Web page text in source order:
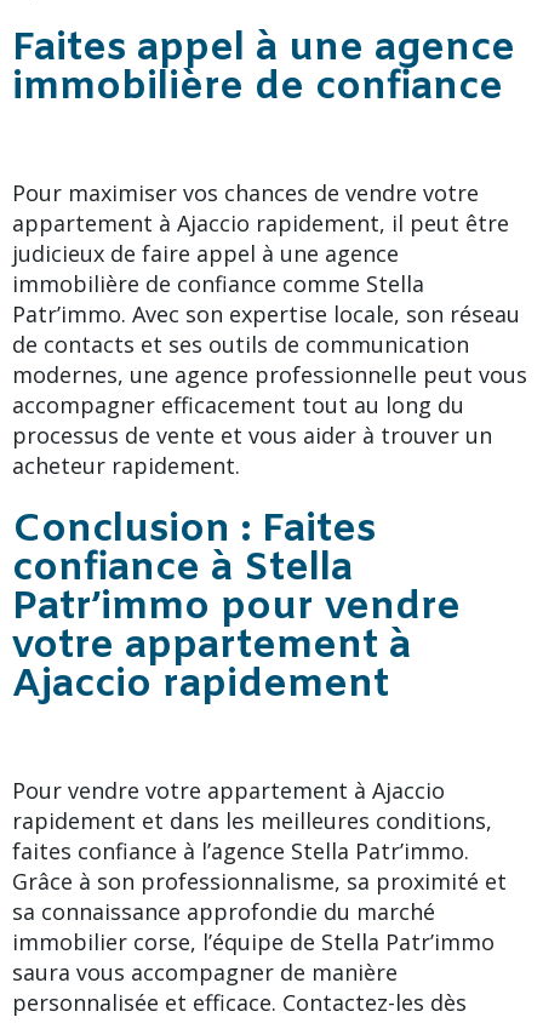
Faites appel à une agence
immobilière de confiance
Pour maximiser vos chances de vendre votre
appartement à Ajaccio rapidement, il peut être
judicieux de faire appel à une agence
immobilière de confiance comme Stella
Patr’immo. Avec son expertise locale, son réseau
de contacts et ses outils de communication
modernes, une agence professionnelle peut vous
accompagner efficacement tout au long du
processus de vente et vous aider à trouver un
acheteur rapidement.
Conclusion : Faites
confiance à Stella
Patr’immo pour vendre
votre appartement à
Ajaccio rapidement
Pour vendre votre appartement à Ajaccio
rapidement et dans les meilleures conditions,
faites confiance à l’agence Stella Patr’immo.
Grâce à son professionnalisme, sa proximité et
sa connaissance approfondie du marché
immobilier corse, l’équipe de Stella Patr’immo
saura vous accompagner de manière
personnalisée et efficace. Contactez-les dès